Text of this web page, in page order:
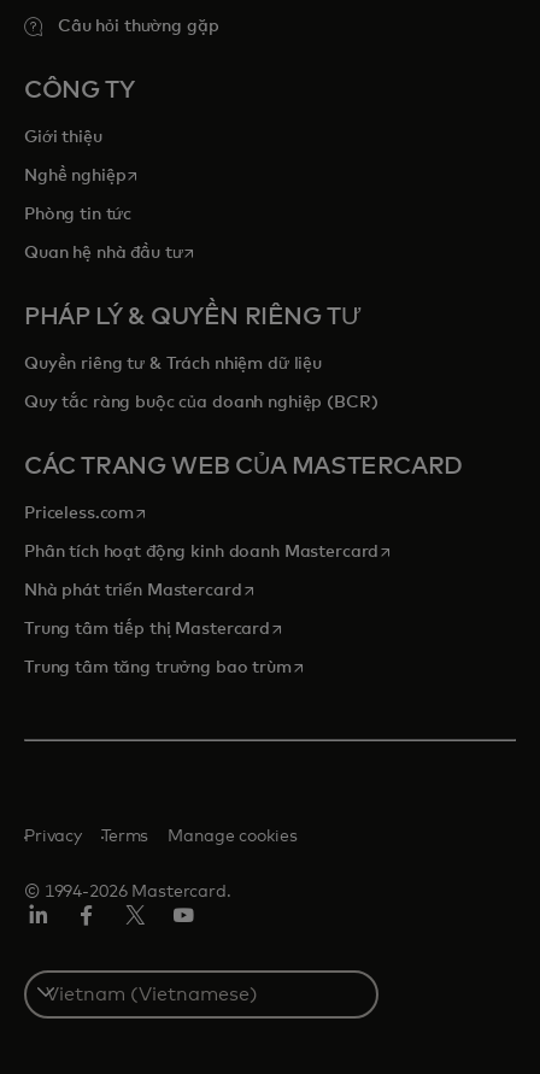
Câu hỏi thường gặp
CÔNG TY
Giới thiệu
Nghề nghiệpopens in a new tab
Phòng tin tức
Quan hệ nhà đầu tưopens in a new tab
PHÁP LÝ & QUYỀN RIÊNG TƯ
Quyền riêng tư & Trách nhiệm dữ liệu
Quy tắc ràng buộc của doanh nghiệp (BCR)
CÁC TRANG WEB CỦA MASTERCARD
Priceless.com opens in a new tab
Phân tích hoạt động kinh doanh Mastercard opens in a new tab
Nhà phát triển Mastercardopens in a new tab
Trung tâm tiếp thị Mastercardopens in a new tab
Trung tâm tăng trưởng bao trùmopens in a new tab
© 1994-2026 Mastercard.
Privacy Terms Manage cookies
Select
a
country